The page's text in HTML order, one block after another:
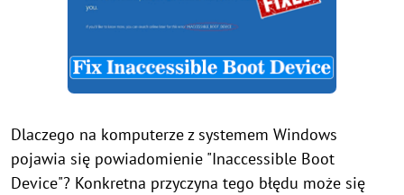
Dlaczego na komputerze z systemem Windows
pojawia się powiadomienie "Inaccessible Boot
Device"? Konkretna przyczyna tego błędu może się